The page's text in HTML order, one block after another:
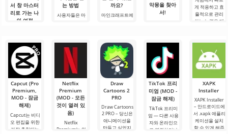
서 창 마스터
리로 가는 나
의 여정
가 여러분! 오늘
저는 상상의 흰
가운을 입기로
했습니다 그리
는 방법
사용자들은 마
하는 데 도움을
주며, 그와 친구
가 되어야 한다
는 것을 알고 있
습니다. 그가 도
움을 주도록.
까요?
마인크래프트에
크래프트 세계
에서는 항상 무
언가가 일어납
니다: 새로운 블
록, 신비로운 생
물 군계, 그리고.
악몽을 찾아
서!
글을 쓰는 동안
에도 감정이 북
받쳐 오릅니다.
오늘은 단순한
리뷰가 아닙니
다 — 이것은 저
의.
게 적응하고 효
율적으로 관리
하는 능력은 매
Minecraft의 기
본 키를 사용하
면 필요한 요소
를 선택하고, 기
능, 인벤토리 또
는 주변 물체와
Capcut (Pro
Premium,
MOD - 잠금
해제)
Capcut는 비디
오 편집을 위한
가장 추천되는
Netflix
Premium
(MOD - 모든
것이 열려 있
음)
Netflix
Premium는 안
Draw
Cartoons 2
PRO
Draw Cartoons
2 PRO – 당신은
애니메이션을
만들고 싶었지
TikTok 프리
미엄 (MOD -
잠금 해제)
TikTok 프리미
엄 — 다른 사용
자와 온라인으
로 연결하거나
XAPK
Installer
XAPK Installer
– 안드로이드에
서 .xapk 애플리
케이션을 설치
할 수 있게 해줍